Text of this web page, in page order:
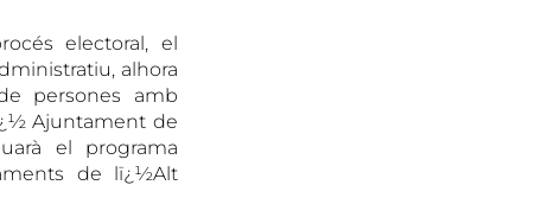
electoral, el
alhora
persones amb
Ajuntament de
el programa
de lï¿½Alt